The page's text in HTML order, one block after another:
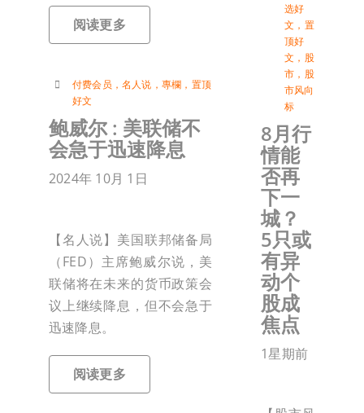
阅读更多
付费会员 ， 名人说 ， 專欄 ， 置顶
好文
鲍威尔 : 美联储不
会急于迅速降息
2024年 10月 1日
【名人说】美国联邦储备局
（FED）主席鲍威尔说，美
联储将在未来的货币政策会
议上继续降息，但不会急于
迅速降息。
阅读更多
选好
文 ， 置
顶好
文 ， 股
市 ， 股
市风向
标
8月行
情能
否再
下一
城？
5只或
有异
动个
股成
焦点
1星期前